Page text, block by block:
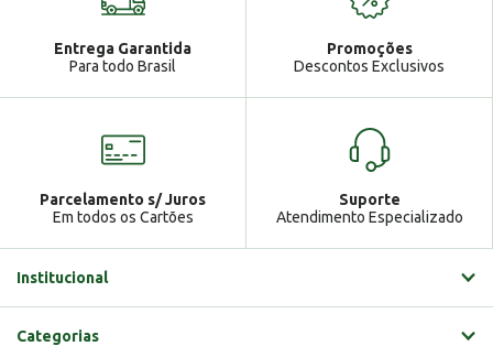
Entrega Garantida
Para todo Brasil
Promoções
Descontos Exclusivos
Parcelamento s/ Juros
Em todos os Cartões
Suporte
Atendimento Especializado
Institucional
Categorias
Ga Atendimento
Gabrielle